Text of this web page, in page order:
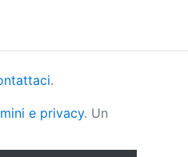
.
e privacy. Un